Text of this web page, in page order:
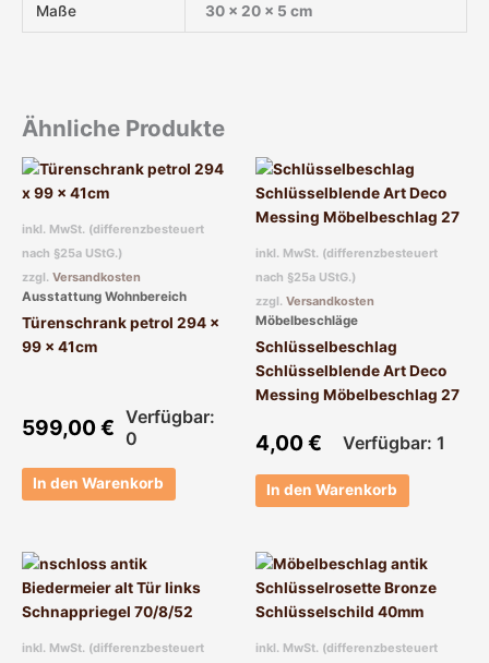
Maße 30 × 20 × 5 cm
Ähnliche Produkte
inkl. MwSt. (differenzbesteuert
nach §25a UStG.)
zzgl. Versandkosten
Ausstattung Wohnbereich
Türenschrank petrol 294 x
99 x 41cm
599,00€ Verfügbar:
0
In den Warenkorb
inkl. MwSt. (differenzbesteuert
nach §25a UStG.)
zzgl. Versandkosten
Möbelbeschläge
Schlüsselbeschlag
Schlüsselblende Art Deco
Messing Möbelbeschlag 27
4,00€ Verfügbar: 1
In den Warenkorb
inkl. MwSt. (differenzbesteuert
inkl. MwSt. (differenzbesteuert